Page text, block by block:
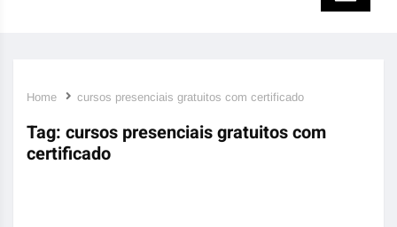
Home cursos presenciais gratuitos com certificado
Tag: cursos presenciais gratuitos com
certificado